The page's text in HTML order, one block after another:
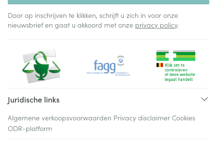
Door op inschrijven te klikken, schrijft u zich in voor onze
nieuwsbrief en gaat u akkoord met onze privacy policy.
Juridische links
Algemene verkoopsvoorwaarden Privacy disclaimer Cookies
ODR-platform